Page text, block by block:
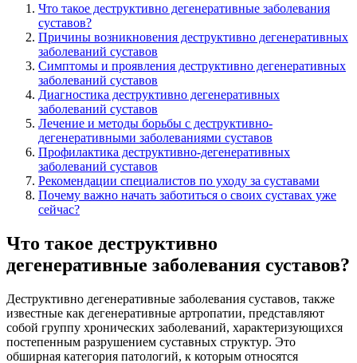
Что такое деструктивно дегенеративные заболевания
суставов?
Причины возникновения деструктивно дегенеративных
заболеваний суставов
Симптомы и проявления деструктивно дегенеративных
заболеваний суставов
Диагностика деструктивно дегенеративных
заболеваний суставов
Лечение и методы борьбы с деструктивно-
дегенеративными заболеваниями суставов
Профилактика деструктивно-дегенеративных
заболеваний суставов
Рекомендации специалистов по уходу за суставами
Почему важно начать заботиться о своих суставах уже
сейчас?
Что такое деструктивно
дегенеративные заболевания суставов?
Деструктивно дегенеративные заболевания суставов, также
известные как дегенеративные артропатии, представляют
собой группу хронических заболеваний, характеризующихся
постепенным разрушением суставных структур. Это
обширная категория патологий, к которым относятся